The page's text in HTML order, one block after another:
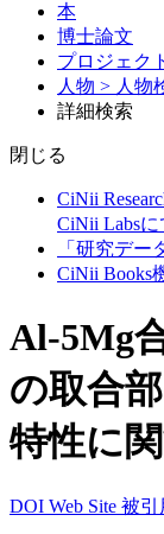
本
博士論文
プロジェク
人物 > 人物
詳細検索
閉じる
CiNii
CiNii Labs
「研究デ
CiNii Books
Al-5Mg
の取合
特性に
DOI Web Site 被引